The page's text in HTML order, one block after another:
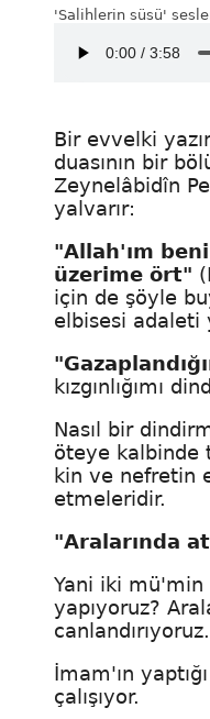
'Salihlerin süsü'
Bir evvelki
duasının bir
Zeynelâbidîn
yalvarır:
"Allah'ım
üzerime ört"
için de şöyle
elbisesi adaleti
kızgınlığımı
Nasıl bir
öteye kalbinde
kin ve nefretin
etmeleridir.
"Aralarında
Yani iki mü'min
yapıyoruz?
canlandırıyoruz.
İmam'ın
çalışıyor.